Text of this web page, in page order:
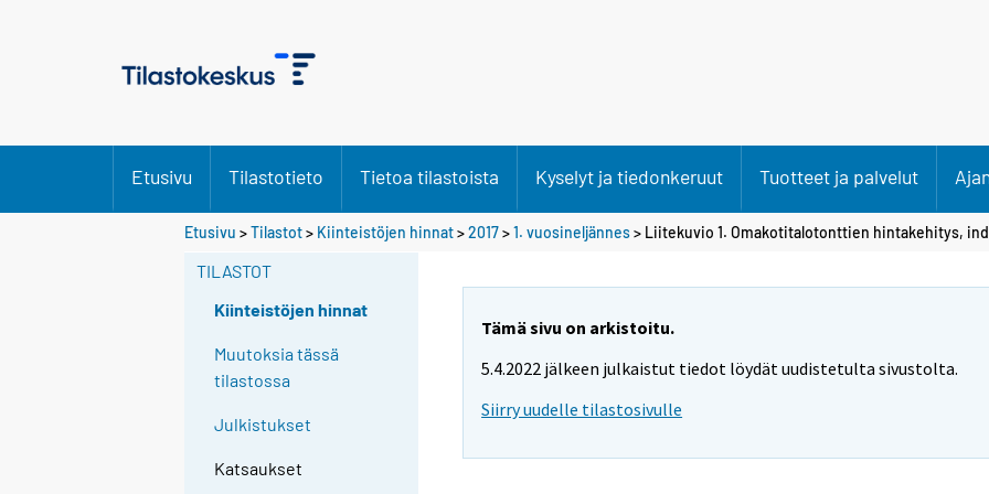
Etusivu Tilastotieto Tietoa tilastoista Kyselyt ja tiedonkeruut Tuotteet ja palvelut
Etusivu >Tilastot> Kiinteistöjen hinnat>2017>1. vuosineljännes> Liitekuvio 1. Omakotitalotonttien hintakehitys,
TILASTOT
Kiinteistöjen hinnat
Muutoksia tässä
tilastossa
Julkistukset
Katsaukset
Tämä sivu on arkistoitu.
5.4.2022 jälkeen julkaistut tiedot löydät uudistetulta sivustolta.
Siirry uudelle tilastosivulle